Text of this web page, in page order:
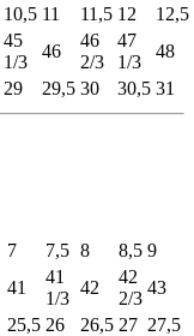
10,5 11 11,5 12
12,5
45
1/3
46
46
2/3
47
1/3
48
29 29,5 30 30,5 31
7 7,5 8 8,5 9
41
41
1/3
42
42
2/3
43
25,5 26 26,5 27 27,5